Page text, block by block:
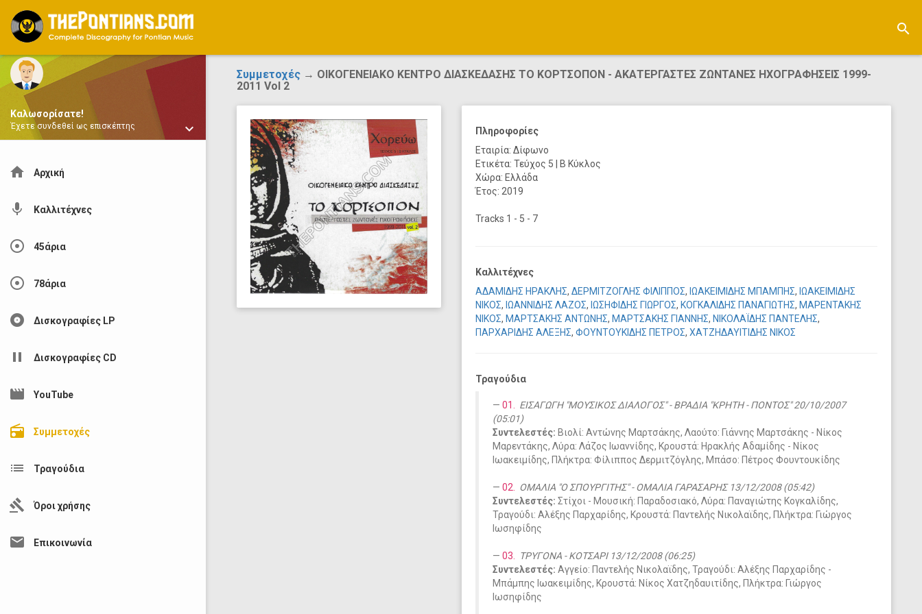
search
Καλωσορίσατε!
Έχετε συνδεθεί ως επισκέπτης keyboard_arrow_down
home Αρχική
mic Καλλιτέχνες
adjust 45άρια
adjust 78άρια
album Δισκογραφίες LP
pause Δισκογραφίες CD
movie YouTube
radio Συμμετοχές
list Τραγούδια
gavel Όροι χρήσης
mail Επικοινωνία
Συμμετοχές → ΟΙΚΟΓΕΝΕΙΑΚΟ ΚΕΝΤΡΟ ΔΙΑΣΚΕΔΑΣΗΣ ΤΟ ΚΟΡΤΣΟΠΟΝ - ΑΚΑΤΕΡΓΑΣΤΕΣ ΖΩΝΤΑΝΕΣ ΗΧΟΓΡΑΦΗΣΕΙΣ 1999-
2011 Vol 2
Πληροφορίες
Εταιρία: Δίφωνο
Ετικέτα: Τεύχος 5 | Β Κύκλος
Χώρα: Ελλάδα
Έτος: 2019
Tracks 1 - 5 - 7
Καλλιτέχνες
ΑΔΑΜΙΔΗΣ ΗΡΑΚΛΗΣ, ΔΕΡΜΙΤΖΟΓΛΗΣ ΦΙΛΙΠΠΟΣ, ΙΩΑΚΕΙΜΙΔΗΣ ΜΠΑΜΠΗΣ, ΙΩΑΚΕΙΜΙΔΗΣ
ΝΙΚΟΣ, ΙΩΑΝΝΙΔΗΣ ΛΑΖΟΣ, ΙΩΣΗΦΙΔΗΣ ΓΙΩΡΓΟΣ, ΚΟΓΚΑΛΙΔΗΣ ΠΑΝΑΓΙΩΤΗΣ, ΜΑΡΕΝΤΑΚΗΣ
ΝΙΚΟΣ, ΜΑΡΤΣΑΚΗΣ ΑΝΤΩΝΗΣ, ΜΑΡΤΣΑΚΗΣ ΓΙΑΝΝΗΣ, ΝΙΚΟΛΑΪΔΗΣ ΠΑΝΤΕΛΗΣ,
ΠΑΡΧΑΡΙΔΗΣ ΑΛΕΞΗΣ, ΦΟΥΝΤΟΥΚΙΔΗΣ ΠΕΤΡΟΣ, ΧΑΤΖΗΔΑΥΙΤΙΔΗΣ ΝΙΚΟΣ
Τραγούδια
01.
ΕΙΣΑΓΩΓΗ "ΜΟΥΣΙΚΟΣ ΔΙΑΛΟΓΟΣ" - ΒΡΑΔΙΑ "ΚΡΗΤΗ - ΠΟΝΤΟΣ" 20/10/2007
(05:01)
Συντελεστές: Βιολί: Αντώνης Μαρτσάκης, Λαούτο: Γιάννης Μαρτσάκης - Νίκος
Μαρεντάκης, Λύρα: Λάζος Ιωαννίδης, Κρουστά: Ηρακλής Αδαμίδης - Νίκος
Ιωακειμίδης, Πλήκτρα: Φίλιππος Δερμιτζόγλης, Μπάσο: Πέτρος Φουντουκίδης
02.
ΟΜΑΛΙΑ "Ο ΣΠΟΥΡΓΙΤΗΣ" - ΟΜΑΛΙΑ ΓΑΡΑΣΑΡΗΣ 13/12/2008 (05:42)
Συντελεστές: Στίχοι - Μουσική: Παραδοσιακό, Λύρα: Παναγιώτης Κογκαλίδης,
Τραγούδι: Αλέξης Παρχαρίδης, Κρουστά: Παντελής Νικολαϊδης, Πλήκτρα: Γιώργος
Ιωσηφίδης
03.
ΤΡΥΓΟΝΑ - ΚΟΤΣΑΡΙ 13/12/2008 (06:25)
Συντελεστές: Αγγείο: Παντελής Νικολαϊδης, Τραγούδι: Αλέξης Παρχαρίδης -
Μπάμπης Ιωακειμίδης, Κρουστά: Νίκος Χατζηδαυιτίδης, Πλήκτρα: Γιώργος
Ιωσηφίδης